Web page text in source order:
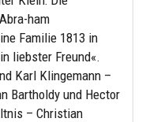
ham
Familie 1813 in
liebster Freund«.
Karl Klingemann –
Bartholdy und Hector
– Christian